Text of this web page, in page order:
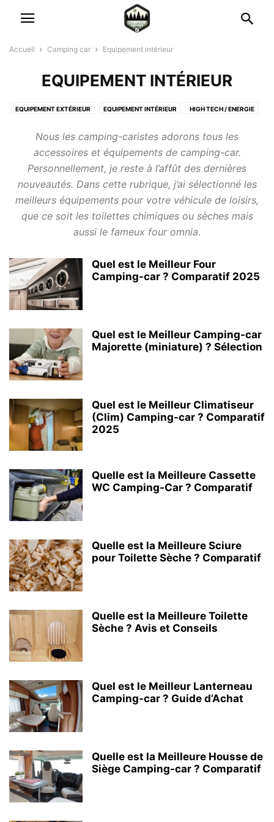
Accueil Camping car Equipement intérieur
EQUIPEMENT INTÉRIEUR
EQUIPEMENT EXTÉRIEUR EQUIPEMENT INTÉRIEUR HIGH TECH / ENERGIE
Nous les camping-caristes adorons tous les
accessoires et équipements de camping-car.
Personnellement, je reste à l’affût des dernières
nouveautés. Dans cette rubrique, j’ai sélectionné les
meilleurs équipements pour votre véhicule de loisirs,
que ce soit les toilettes chimiques ou sèches mais
aussi le fameux four omnia.
Quel est le Meilleur Four
Camping-car ? Comparatif 2025
Quel est le Meilleur Camping-car
Majorette (miniature) ? Sélection
Quel est le Meilleur Climatiseur
(Clim) Camping-car ? Comparatif
2025
Quelle est la Meilleure Cassette
WC Camping-Car ? Comparatif
Quelle est la Meilleure Sciure
pour Toilette Sèche ? Comparatif
Quelle est la Meilleure Toilette
Sèche ? Avis et Conseils
Quel est le Meilleur Lanterneau
Camping-car ? Guide d’Achat
Quelle est la Meilleure Housse de
Siège Camping-car ? Comparatif